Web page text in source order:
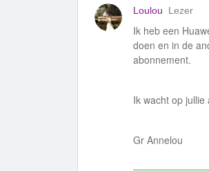
Loulou Lezer
Ik heb een
doen en in de
abonnement.
Ik wacht op
Gr Annelou